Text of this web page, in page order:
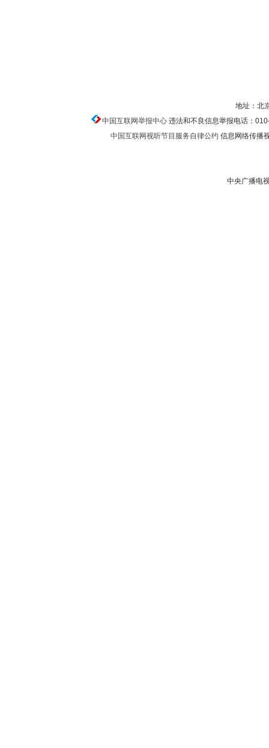
地址：北
中国互联网举报中心违法和不良信息举报电话：
中国互联网视听节目服务自律公约 信息网络传播
中央广播电